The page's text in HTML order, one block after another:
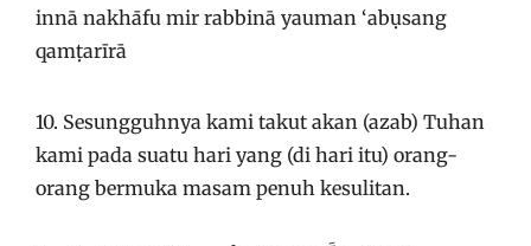
innā nakhāfu mir rabbinā yauman ‘abụsang
qamṭarīrā
10. Sesungguhnya kami takut akan (azab) Tuhan
kami pada suatu hari yang (di hari itu) orang-
orang bermuka masam penuh kesulitan.